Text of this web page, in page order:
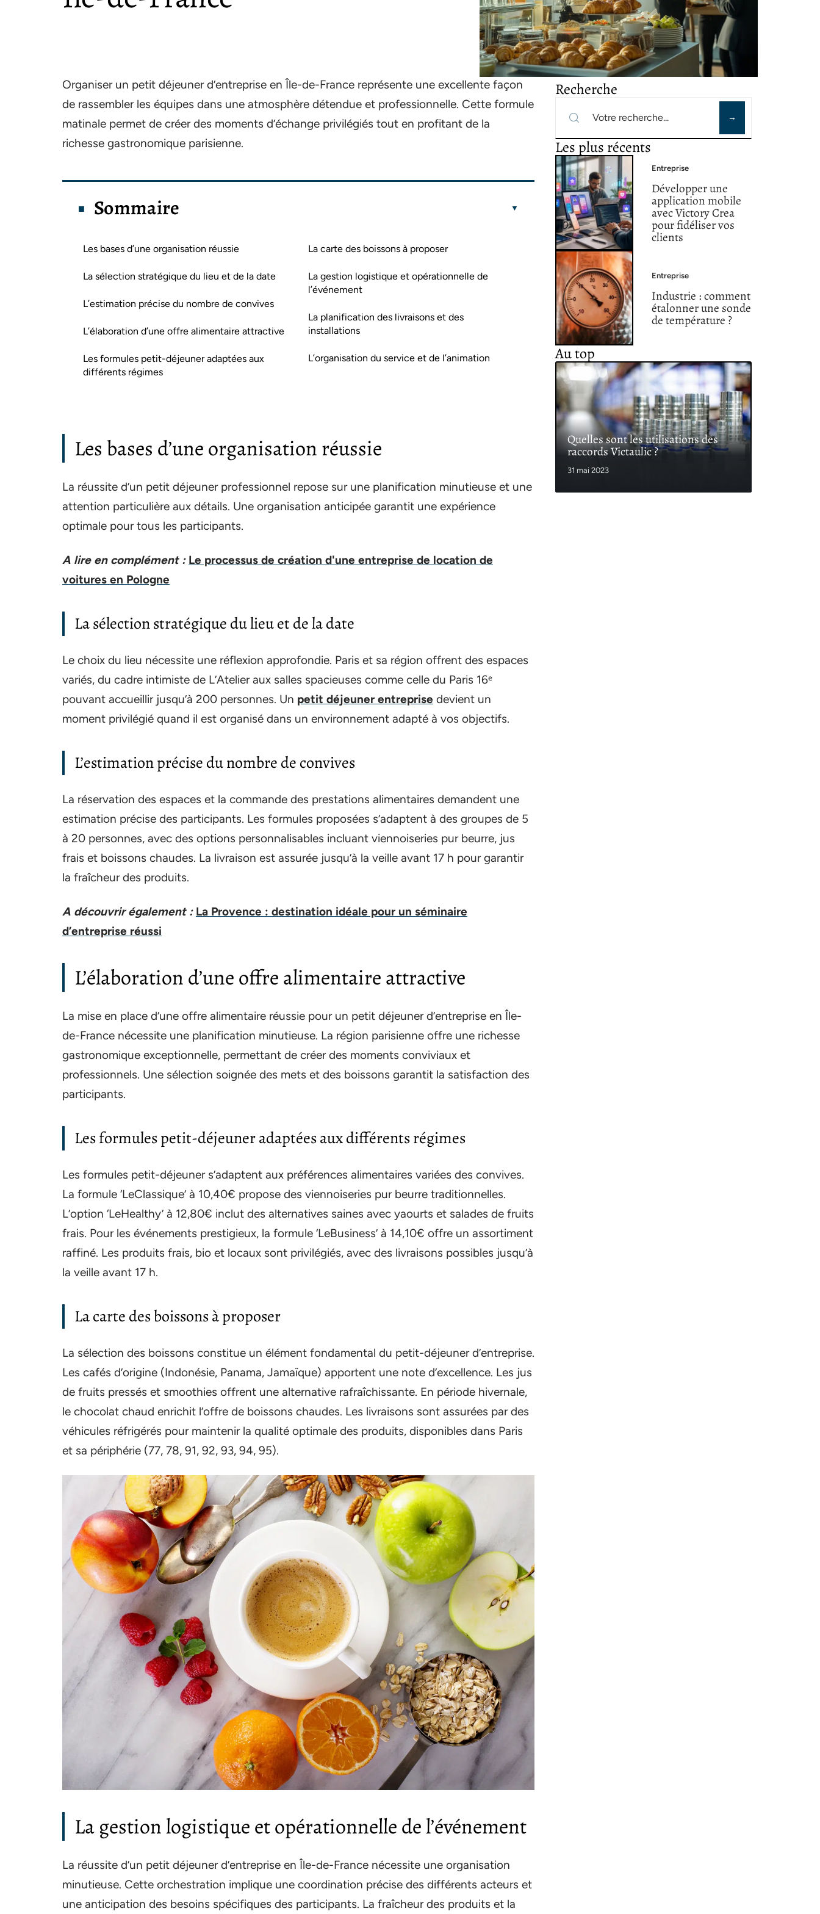
Organiser un petit déjeuner d’entreprise en Île-de-France représente une excellente façon
de rassembler les équipes dans une atmosphère détendue et professionnelle. Cette formule
matinale permet de créer des moments d’échange privilégiés tout en profitant de la
richesse gastronomique parisienne.
Sommaire
Les bases d’une organisation réussie
La sélection stratégique du lieu et de la date
L’estimation précise du nombre de convives
L’élaboration d’une offre alimentaire attractive
Les formules petit-déjeuner adaptées aux
différents régimes
La carte des boissons à proposer
La gestion logistique et opérationnelle de
l’événement
La planification des livraisons et des
installations
L’organisation du service et de l’animation
Les bases d’une organisation réussie
La réussite d’un petit déjeuner professionnel repose sur une planification minutieuse et une
attention particulière aux détails. Une organisation anticipée garantit une expérience
optimale pour tous les participants.
A lire en complément : Le processus de création d'une entreprise de location de
voitures en Pologne
La sélection stratégique du lieu et de la date
Le choix du lieu nécessite une réflexion approfondie. Paris et sa région offrent des espaces
variés, du cadre intimiste de L’Atelier aux salles spacieuses comme celle du Paris 16ᵉ
pouvant accueillir jusqu’à 200 personnes. Un petit déjeuner entreprise devient un
moment privilégié quand il est organisé dans un environnement adapté à vos objectifs.
L’estimation précise du nombre de convives
La réservation des espaces et la commande des prestations alimentaires demandent une
estimation précise des participants. Les formules proposées s’adaptent à des groupes de 5
à 20 personnes, avec des options personnalisables incluant viennoiseries pur beurre, jus
frais et boissons chaudes. La livraison est assurée jusqu’à la veille avant 17 h pour garantir
la fraîcheur des produits.
A découvrir également : La Provence : destination idéale pour un séminaire
d’entreprise réussi
L’élaboration d’une offre alimentaire attractive
La mise en place d’une offre alimentaire réussie pour un petit déjeuner d’entreprise en Île-
de-France nécessite une planification minutieuse. La région parisienne offre une richesse
gastronomique exceptionnelle, permettant de créer des moments conviviaux et
professionnels. Une sélection soignée des mets et des boissons garantit la satisfaction des
participants.
Les formules petit-déjeuner adaptées aux différents régimes
Les formules petit-déjeuner s’adaptent aux préférences alimentaires variées des convives.
La formule ‘LeClassique’ à 10,40€ propose des viennoiseries pur beurre traditionnelles.
L’option ‘LeHealthy’ à 12,80€ inclut des alternatives saines avec yaourts et salades de fruits
frais. Pour les événements prestigieux, la formule ‘LeBusiness’ à 14,10€ offre un assortiment
raffiné. Les produits frais, bio et locaux sont privilégiés, avec des livraisons possibles jusqu’à
la veille avant 17 h.
La carte des boissons à proposer
La sélection des boissons constitue un élément fondamental du petit-déjeuner d’entreprise.
Les cafés d’origine (Indonésie, Panama, Jamaïque) apportent une note d’excellence. Les jus
de fruits pressés et smoothies offrent une alternative rafraîchissante. En période hivernale,
le chocolat chaud enrichit l’offre de boissons chaudes. Les livraisons sont assurées par des
véhicules réfrigérés pour maintenir la qualité optimale des produits, disponibles dans Paris
et sa périphérie (77, 78, 91, 92, 93, 94, 95).
La gestion logistique et opérationnelle de l’événement
La réussite d’un petit déjeuner d’entreprise en Île-de-France nécessite une organisation
minutieuse. Cette orchestration implique une coordination précise des différents acteurs et
une anticipation des besoins spécifiques des participants. La fraîcheur des produits et la
Recherche
Les plus récents
Entreprise
Développer une
application mobile
avec Victory Crea
pour fidéliser vos
clients
Entreprise
Industrie : comment
étalonner une sonde
de température ?
Au top
Quelles sont les utilisations des
raccords Victaulic ?
31 mai 2023